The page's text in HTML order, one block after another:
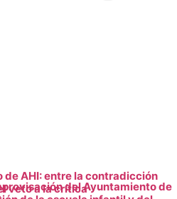
de AHI: entre la contradicción
veto a la críticadel Ayuntamiento de